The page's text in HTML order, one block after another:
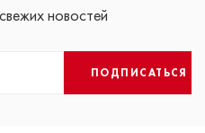
новостей
ПОДПИСАТЬСЯ